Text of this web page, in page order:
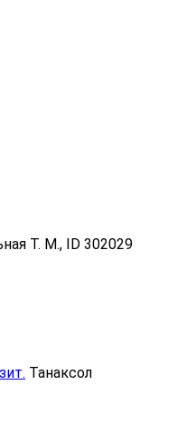
Т. М., ID 302029
Танаксол